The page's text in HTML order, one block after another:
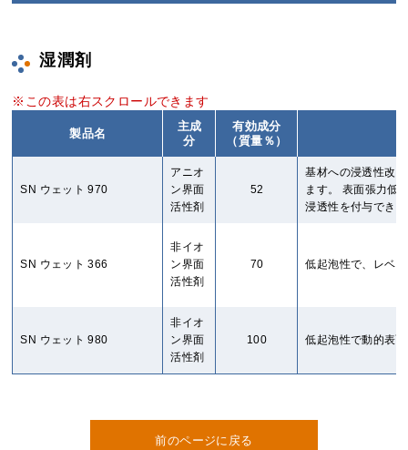
湿潤剤
製品名
主成
分
有効成分
（質量％）
SN ウェット 970
アニオ
ン界面
活性剤
52
基材への浸透性改
ます。 表面張力低
浸透性を付与でき
SN ウェット 366
非イオ
ン界面
活性剤
70 低起泡性で、レベ
SN ウェット 980
非イオ
ン界面
活性剤
100 低起泡性で動的表
前のページに戻る